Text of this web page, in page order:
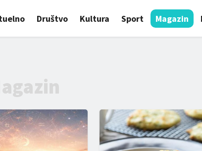
Društvo Kultura Sport Magazin